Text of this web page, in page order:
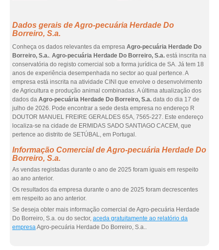
Dados gerais de Agro-pecuária Herdade Do
Borreiro, S.a.
Conheça os dados relevantes da empresa Agro-pecuária Herdade Do
Borreiro, S.a.. Agro-pecuária Herdade Do Borreiro, S.a. está inscrita na
conservatória do registo comercial sob a forma jurídica de SA. Já tem 18
anos de experiência desempenhada no sector ao qual pertence. A
empresa está inscrita na atividade CINI que envolve o desenvolvimento
de Agricultura e produção animal combinadas. A última atualização dos
dados da Agro-pecuária Herdade Do Borreiro, S.a. data do dia 17 de
julho de 2026. Pode encontrar a sede desta empresa no endereço R
DOUTOR MANUEL FREIRE GERALDES 65A, 7565-227. Este endereço
localiza-se na cidade de ERMIDAS SADO SANTIAGO CACEM, que
pertence ao distrito de SETÚBAL, em Portugal.
Informação Comercial de Agro-pecuária Herdade Do
Borreiro, S.a.
As vendas registadas durante o ano de 2025 foram iguais em respeito
ao ano anterior.
Os resultados da empresa durante o ano de 2025 foram decrescentes
em respeito ao ano anterior.
Se deseja obter mais informação comercial de Agro-pecuária Herdade
Do Borreiro, S.a. ou do sector, aceda gratuitamente ao relatório da
empresaAgro-pecuária Herdade Do Borreiro, S.a..